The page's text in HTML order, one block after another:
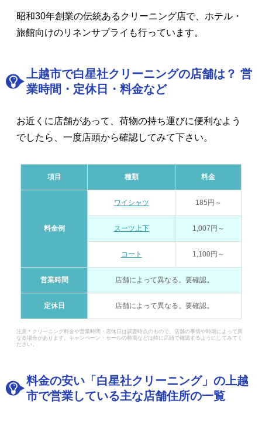
昭和30年創業の伝統あるクリーニング店で、ホテル・
旅館向けのリネンサプライも行っています。
上越市で白星社クリーニングの店舗は？ 営
業時間・定休日・料金など
お近くに店舗があって、荷物の持ち運びに便利なよう
でしたら、一度店頭から確認してみて下さい。
項目 種類 料金
料金例
ワイシャツ 185円～
スーツ上下 1,007円～
コート 1,100円～
営業時間 店舗によって異なる。要確認。
定休日 店舗によって異なる。要確認。
注意＊クリーニング料金や営業時間・店休日は調査時点のもので、店舗の事情や時期によって異
なる場合があります。キャンペーン・セールの時期などは特に店頭で確認するようにしてみてく
ださい。
料金の安い「白星社クリーニング」の上越
市で営業している主な店舗住所の一覧